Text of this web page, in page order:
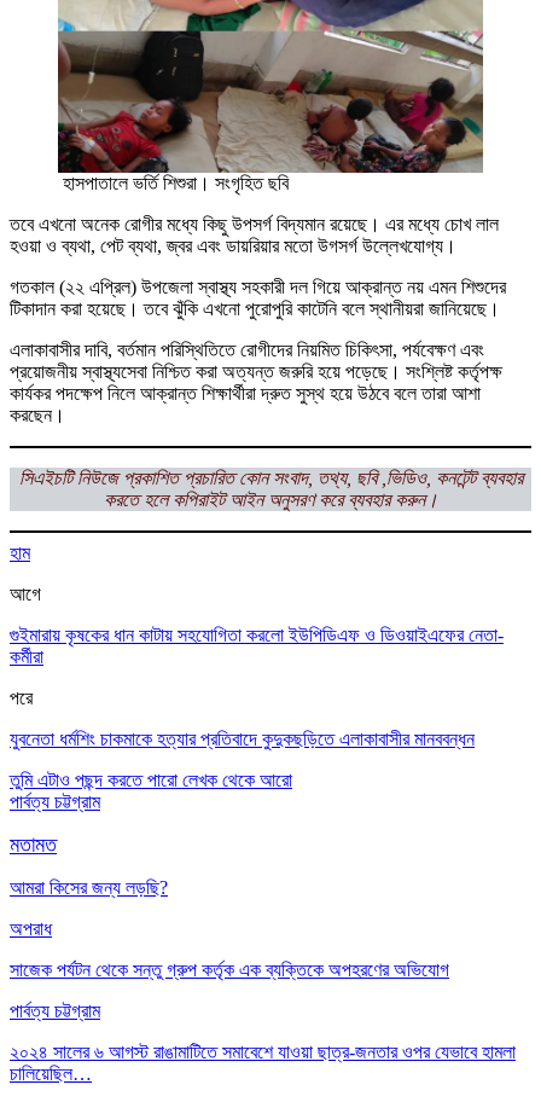
হাসপাতালে ভর্তি শিশুরা। সংগৃহিত ছবি
তবে এখনো অনেক রোগীর মধ্যে কিছু উপসর্গ বিদ্যমান রয়েছে। এর মধ্যে চোখ লাল
হওয়া ও ব্যথা, পেট ব্যথা, জ্বর এবং ডায়রিয়ার মতো উগসর্গ উল্লেখযোগ্য।
গতকাল (২২ এপ্রিল) উপজেলা স্বাস্থ্য সহকারী দল গিয়ে আক্রান্ত নয় এমন শিশুদের
টিকাদান করা হয়েছে। তবে ঝুঁকি এখনো পুরোপুরি কাটেনি বলে স্থানীয়রা জানিয়েছে।
এলাকাবাসীর দাবি, বর্তমান পরিস্থিতিতে রোগীদের নিয়মিত চিকিৎসা, পর্যবেক্ষণ এবং
প্রয়োজনীয় স্বাস্থ্যসেবা নিশ্চিত করা অত্যন্ত জরুরি হয়ে পড়েছে। সংশ্লিষ্ট কর্তৃপক্ষ
কার্যকর পদক্ষেপ নিলে আক্রান্ত শিক্ষার্থীরা দ্রুত সুস্থ হয়ে উঠবে বলে তারা আশা
করছেন।
সিএইচটি নিউজে প্রকাশিত প্রচারিত কোন সংবাদ, তথ্য, ছবি ,ভিডিও, কনটেন্ট ব্যবহার
করতে হলে কপিরাইট আইন অনুসরণ করে ব্যবহার করুন।
হাম
আগে
গুইমারায় কৃষকের ধান কাটায় সহযোগিতা করলো ইউপিডিএফ ও ডিওয়াইএফের নেতা-
কর্মীরা
পরে
যুবনেতা ধর্মশিং চাকমাকে হত্যার প্রতিবাদে কুদুকছড়িতে এলাকাবাসীর মানববন্ধন
তুমি এটাও পছন্দ করতে পারো লেখক থেকে আরো
পার্বত্য চট্টগ্রাম
মতামত
আমরা কিসের জন্য লড়ছি?
অপরাধ
সাজেক পর্যটন থেকে সন্তু গ্রুপ কর্তৃক এক ব্যক্তিকে অপহরণের অভিযোগ
পার্বত্য চট্টগ্রাম
২০২৪ সালের ৬ আগস্ট রাঙামাটিতে সমাবেশে যাওয়া ছাত্র-জনতার ওপর যেভাবে হামলা
চালিয়েছিল…